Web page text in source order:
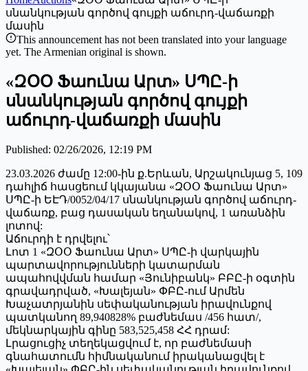
սնանկության գործով գույքի աճուրդ-վաճառքի
մասին
This announcement has not been translated into your language
yet. The Armenian original is shown.
«ԶՕՕ Ֆաունա Արտ» ՍՊԸ-ի
սնանկության գործով գույքի
աճուրդ-վաճառքի մասին
Published: 02/26/2026, 12:19 PM
23.03.2026 ժամը 12:00-ին ք.Երևան, Արշակունյաց 5, 109
դահլիճ հասցեում կկայանա «ԶՕՕ Ֆաունա Արտ»
ՍՊԸ-ի ԵԷԴ/0052/04/17 սնանկության գործով աճուրդ-
վաճառք, բաց դասական եղանակով, 1 առանձին
լոտով:
Աճուրդի է դրվելու՝
Լոտ 1 «ԶՕՕ Ֆաունա Արտ» ՍՊԸ-ի վարկային
պարտավորությունների կատարման
ապահովվման համար «Յունիբանկ» ԲԲԸ-ի օգտին
գրավադրված, «Խալեյան» ՓԲԸ-ում Արմեն
Խաչատրյանին սեփականության իրավունքով
պատկանող 89,940828% բաժնեմաս /456 հատ/,
մեկնարկային գինը 583,525,458 ՀՀ դրամ:
Լրացուցիչ տեղեկացվում է, որ բաժնեմասի
գնահատումն հիմնականում իրականացվել է